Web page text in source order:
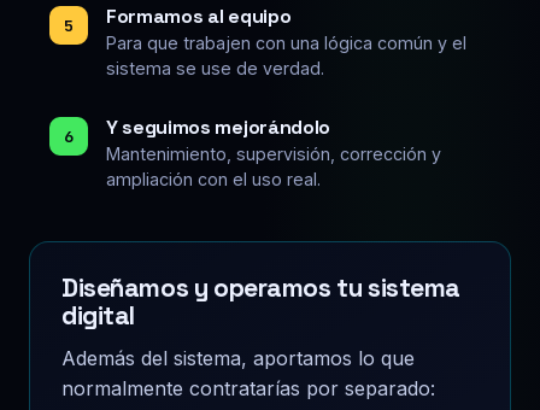
5 Formamos al equipo
Para que trabajen con una lógica común y el
sistema se use de verdad.
6 Y seguimos mejorándolo
Mantenimiento, supervisión, corrección y
ampliación con el uso real.
Diseñamos y operamos tu sistema
digital
Además del sistema, aportamos lo que
normalmente contratarías por separado: